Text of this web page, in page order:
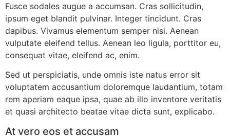
Fusce sodales augue a accumsan. Cras sollicitudin,
ipsum eget blandit pulvinar. Integer tincidunt. Cras
dapibus. Vivamus elementum semper nisi. Aenean
vulputate eleifend tellus. Aenean leo ligula, porttitor eu,
consequat vitae, eleifend ac, enim.
Sed ut perspiciatis, unde omnis iste natus error sit
voluptatem accusantium doloremque laudantium, totam
rem aperiam eaque ipsa, quae ab illo inventore veritatis
et quasi architecto beatae vitae dicta sunt, explicabo.
At vero eos et accusam